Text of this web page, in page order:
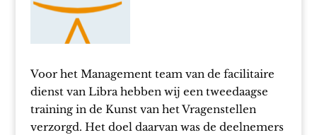
Voor het Management team van de facilitaire
dienst van Libra hebben wij een tweedaagse
training in de Kunst van het Vragenstellen
verzorgd. Het doel daarvan was de deelnemers